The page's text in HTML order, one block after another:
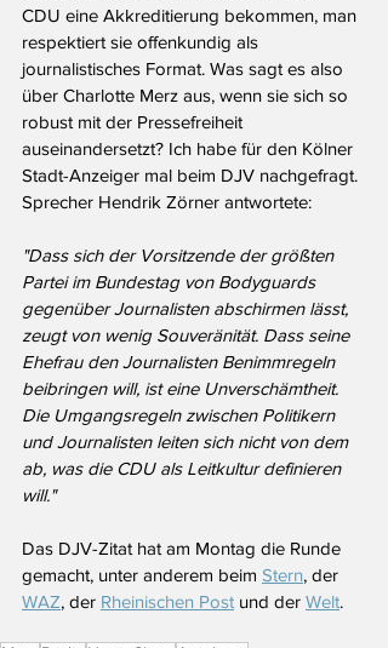
CDU eine Akkreditierung bekommen, man
respektiert sie offenkundig als
journalistisches Format. Was sagt es also
über Charlotte Merz aus, wenn sie sich so
robust mit der Pressefreiheit
auseinandersetzt? Ich habe für den Kölner
Stadt-Anzeiger mal beim DJV nachgefragt.
Sprecher Hendrik Zörner antwortete:
"Dass sich der Vorsitzende der größten
Partei im Bundestag von Bodyguards
gegenüber Journalisten abschirmen lässt,
zeugt von wenig Souveränität. Dass seine
Ehefrau den Journalisten Benimmregeln
beibringen will, ist eine Unverschämtheit.
Die Umgangsregeln zwischen Politikern
und Journalisten leiten sich nicht von dem
ab, was die CDU als Leitkultur definieren
will."
Das DJV-Zitat hat am Montag die Runde
gemacht, unter anderem beim Stern, der
WAZ, der Rheinischen Post und der Welt.